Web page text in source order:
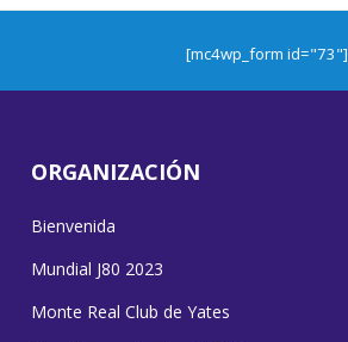
[mc4wp_form id="73"]
ORGANIZACIÓN
Bienvenida
Mundial J80 2023
Monte Real Club de Yates